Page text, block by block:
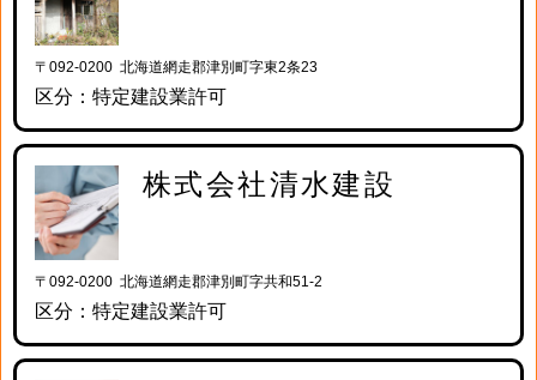
〒092-0200 北海道網走郡津別町字東2条23
区分：特定建設業許可
株式会社清水建設
〒092-0200 北海道網走郡津別町字共和51-2
区分：特定建設業許可